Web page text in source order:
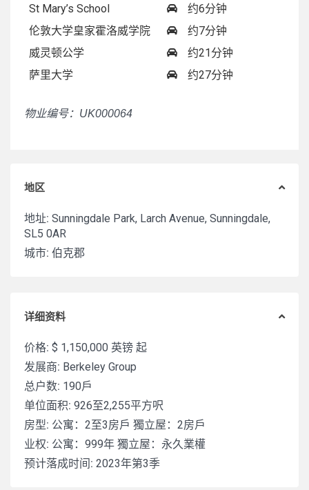
St Mary’s School
约6分钟
伦敦大学皇家霍洛威学院
约7分钟
威灵顿公学
约21分钟
萨里大学
约27分钟
物业编号：UK000064
地区
地址: Sunningdale Park, Larch Avenue, Sunningdale,
SL5 0AR
城市: 伯克郡
详细资料
价格: $ 1,150,000 英镑 起
发展商: Berkeley Group
总户数: 190戶
单位面积: 926至2,255平方呎
房型: 公寓：2至3房戶 獨立屋：2房戶
业权: 公寓：999年 獨立屋：永久業權
预计落成时间: 2023年第3季